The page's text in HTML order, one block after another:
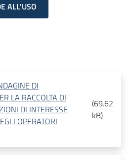
ALL'USO
DI
LA RACCOLTA DI
DI INTERESSE
OPERATORI
(69.62
kB)